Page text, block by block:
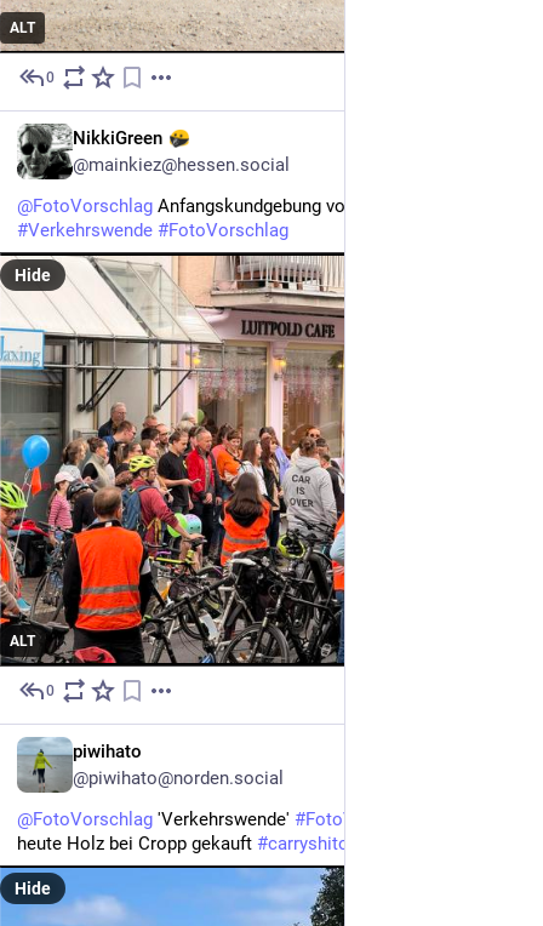
ALT
0
NikkiGreen
@mainkiez@hessen.social
@FotoVorschlag Anfangskundgebung vor einer
#Verkehrswende #FotoVorschlag
ALT
Hide
0
piwihato
@piwihato@norden.social
@FotoVorschlag 'Verkehrswende' #FotoVorschlag
heute Holz bei Cropp gekauft #carryshitolympics
Hide